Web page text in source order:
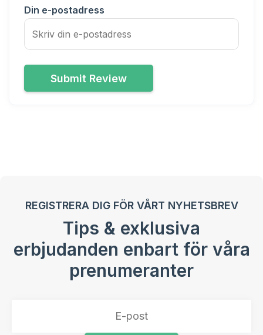
Din e-postadress
Submit Review
REGISTRERA DIG FÖR VÅRT NYHETSBREV
Tips & exklusiva
erbjudanden enbart för våra
prenumeranter